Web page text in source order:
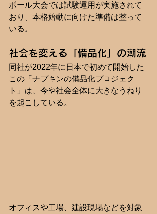
ボール大会では試験運用が実施されて
おり、本格始動に向けた準備は整って
いる。
社会を変える「備品化」の潮流
同社が2022年に日本で初めて開始した
この「ナプキンの備品化プロジェク
ト」は、今や社会全体に大きなうねり
を起こしている。
オフィスや工場、建設現場などを対象